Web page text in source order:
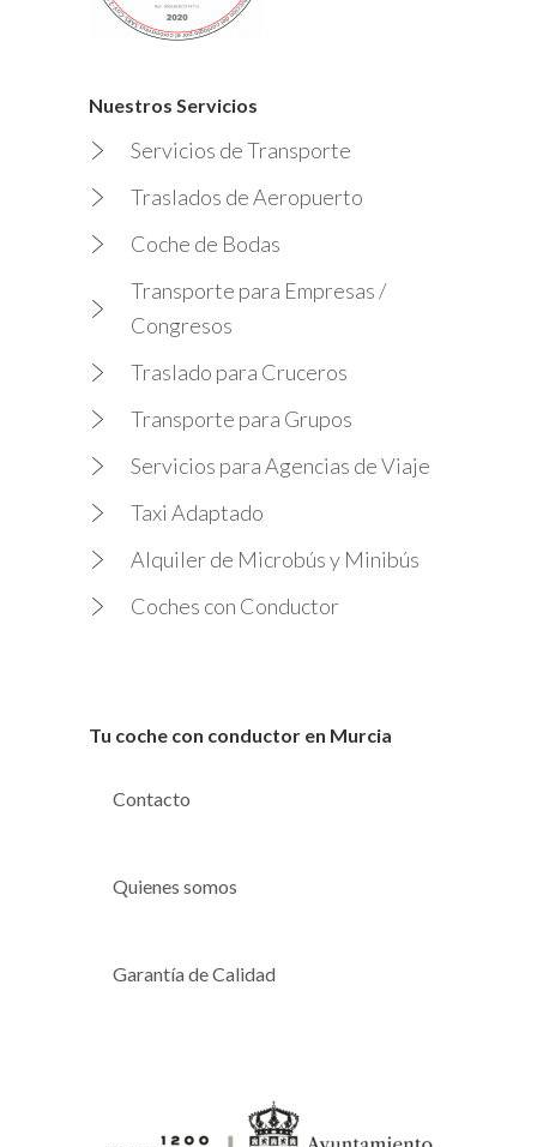
Nuestros Servicios
Servicios de Transporte
Traslados de Aeropuerto
Coche de Bodas
Transporte para Empresas /
Congresos
Traslado para Cruceros
Transporte para Grupos
Servicios para Agencias de Viaje
Taxi Adaptado
Alquiler de Microbús y Minibús
Coches con Conductor
Tu coche con conductor en Murcia
Contacto
Quienes somos
Garantía de Calidad